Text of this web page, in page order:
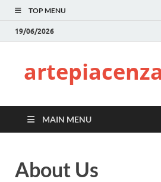
TOP MENU
19/06/2026
MAIN MENU
About Us